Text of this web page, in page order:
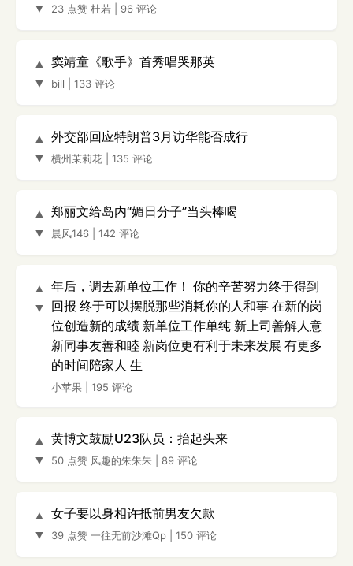
▼
23 点赞 杜若 96 评论
▲
▼
窦靖童《歌手》首秀唱哭那英
bill 133 评论
▲
▼
外交部回应特朗普3月访华能否成行
横州茉莉花 135 评论
▲
▼
郑丽文给岛内“媚日分子”当头棒喝
晨风146 142 评论
▲
▼
年后，调去新单位工作！ 你的辛苦努力终于得到
回报 终于可以摆脱那些消耗你的人和事 在新的岗
位创造新的成绩 新单位工作单纯 新上司善解人意
新同事友善和睦 新岗位更有利于未来发展 有更多
的时间陪家人 生
小苹果 195 评论
▲
▼
黄博文鼓励U23队员：抬起头来
50 点赞 风趣的朱朱朱 89 评论
▲
▼
女子要以身相许抵前男友欠款
39 点赞 一往无前沙滩Qp 150 评论